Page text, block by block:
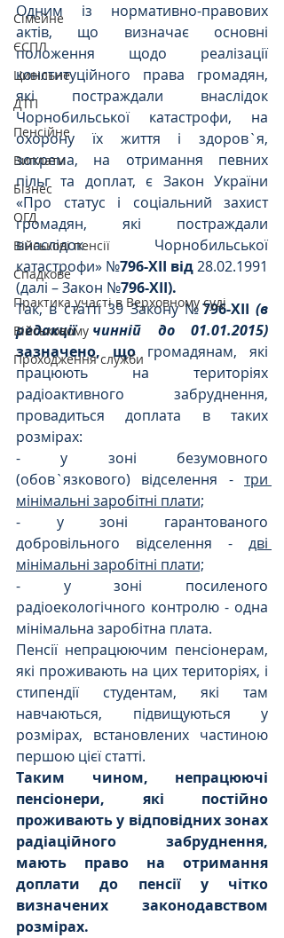
Сімейне
ЄСПЛ
Цивільне
ДТП
Пенсійне
Виплати
Бізнес
ОГД
Військові пенсії
Спадкове
Практика участі в Верховному суді
Військовому
Проходження служби
Одним із нормативно-правових
актів, що визначає основні
положення щодо реалізації
конституційного права громадян,
які постраждали внаслідок
Чорнобильської катастрофи, на
охорону їх життя і здоров`я,
зокрема, на отримання певних
пільг та доплат, є Закон України
«Про статус і соціальний захист
громадян, які постраждали
внаслідок Чорнобильської
катастрофи» №796-XII від 28.02.1991
(далі – Закон №796-XII).
Так, в статті 39 Закону №796-XII (в
редакції чинній до 01.01.2015)
зазначено, що громадянам, які
працюють на територіях
радіоактивного забруднення,
провадиться доплата в таких
розмірах:
- у зоні безумовного
(обов`язкового) відселення - три
мінімальні заробітні плати;
- у зоні гарантованого
добровільного відселення - дві
мінімальні заробітні плати;
- у зоні посиленого
радіоекологічного контролю - одна
мінімальна заробітна плата.
Пенсії непрацюючим пенсіонерам,
які проживають на цих територіях, і
стипендії студентам, які там
навчаються, підвищуються у
розмірах, встановлених частиною
першою цієї статті.
Таким чином, непрацюючі
пенсіонери, які постійно
проживають у відповідних зонах
радіаційного забруднення,
мають право на отримання
доплати до пенсії у чітко
визначених законодавством
розмірах.